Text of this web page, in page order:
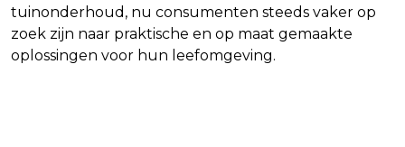
tuinonderhoud, nu consumenten steeds vaker op
zoek zijn naar praktische en op maat gemaakte
oplossingen voor hun leefomgeving.